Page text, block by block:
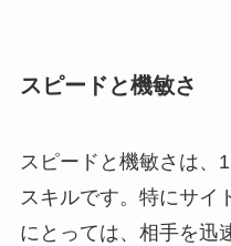
スピードと機敏さ
スピードと機敏さは、
スキルです。特にサイ
にとっては、相手を迅